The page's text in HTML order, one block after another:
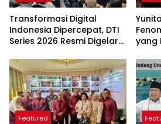
Transformasi Digital
Indonesia Dipercepat, DTI
Series 2026 Resmi Digelar
yang
yang
Featured